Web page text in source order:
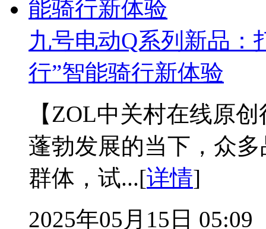
九号电动Q系列新品：
行”智能骑行新体验
【ZOL中关村在线原
蓬勃发展的当下，众
群体，试...[详情]
2025年05月15日 05:09